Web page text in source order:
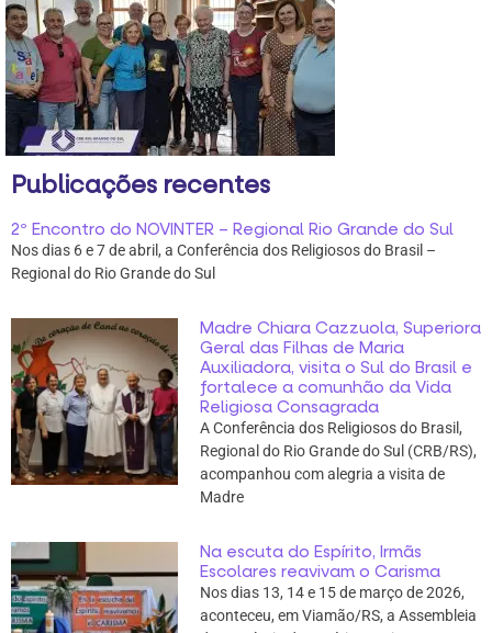
Publicações recentes
2º Encontro do NOVINTER – Regional Rio Grande do Sul
Nos dias 6 e 7 de abril, a Conferência dos Religiosos do Brasil –
Regional do Rio Grande do Sul
Madre Chiara Cazzuola, Superiora
Geral das Filhas de Maria
Auxiliadora, visita o Sul do Brasil e
fortalece a comunhão da Vida
Religiosa Consagrada
A Conferência dos Religiosos do Brasil,
Regional do Rio Grande do Sul (CRB/RS),
acompanhou com alegria a visita de
Madre
Na escuta do Espírito, Irmãs
Escolares reavivam o Carisma
Nos dias 13, 14 e 15 de março de 2026,
aconteceu, em Viamão/RS, a Assembleia